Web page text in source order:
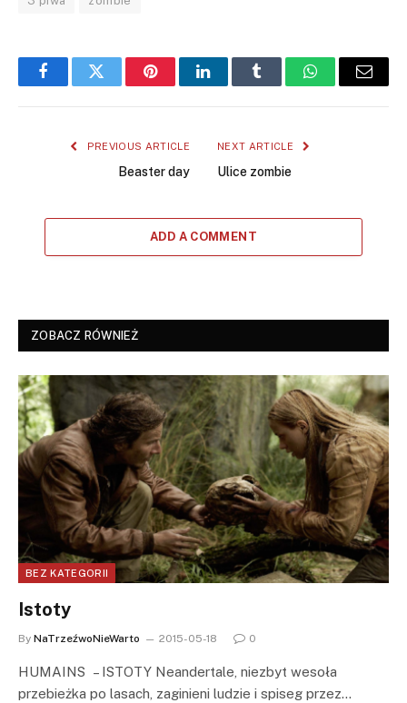
FacebookTwitter PinterestLinkedInTumblr WhatsAppEmail
PREVIOUS ARTICLE
Beaster day
NEXT ARTICLE
Ulice zombie
ADD A COMMENT
ZOBACZ RÓWNIEŻ
BEZ KATEGORII
Istoty
By NaTrzeźwoNieWarto 2015-05-18 0
HUMAINS – ISTOTY Neandertale, niezbyt wesoła
przebieżka po lasach, zaginieni ludzie i spiseg przez…